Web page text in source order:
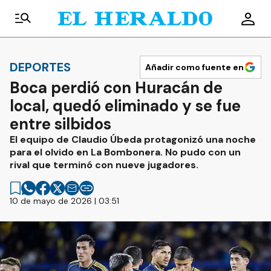
DEPORTES Añadir como fuente en
Boca perdió con Huracán de
local, quedó eliminado y se fue
entre silbidos
El equipo de Claudio Úbeda protagonizó una noche
para el olvido en La Bombonera. No pudo con un
rival que terminó con nueve jugadores.
10 de mayo de 2026 | 03:51